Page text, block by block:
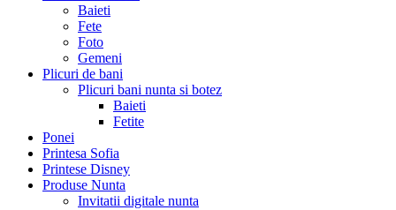
Baieti
Fete
Foto
Gemeni
Plicuri de bani
Plicuri bani nunta si botez
Baieti
Fetite
Ponei
Printesa Sofia
Printese Disney
Produse Nunta
Invitatii digitale nunta